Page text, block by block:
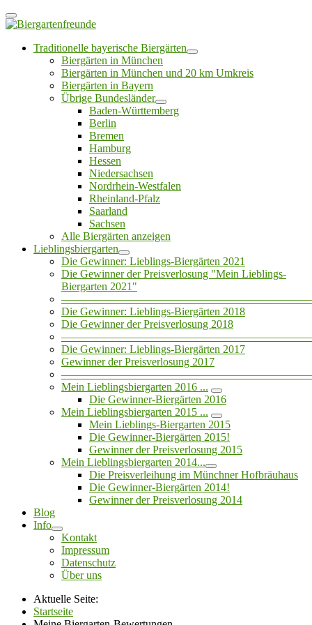
Traditionelle bayerische Biergärten
Biergärten in München
Biergärten in München und 20 km Umkreis
Biergärten in Bayern
Übrige Bundesländer
Baden-Württemberg
Berlin
Bremen
Hamburg
Hessen
Niedersachsen
Nordrhein-Westfalen
Rheinland-Pfalz
Saarland
Sachsen
Alle Biergärten anzeigen
Lieblingsbiergarten
Die Gewinner: Lieblings-Biergärten 2021
Die Gewinner der Preisverlosung "Mein Lieblings-
Biergarten 2021"
Die Gewinner: Lieblings-Biergärten 2018
Die Gewinner der Preisverlosung 2018
Die Gewinner: Lieblings-Biergärten 2017
Gewinner der Preisverlosung 2017
Mein Lieblingsbiergarten 2016 ...
Die Gewinner-Biergärten 2016
Mein Lieblingsbiergarten 2015 ...
Mein Lieblings-Biergarten 2015
Die Gewinner-Biergärten 2015!
Gewinner der Preisverlosung 2015
Mein Lieblingsbiergarten 2014...
Die Preisverleihung im Münchner Hofbräuhaus
Die Gewinner-Biergärten 2014!
Gewinner der Preisverlosung 2014
Blog
Info
Kontakt
Impressum
Datenschutz
Über uns
Aktuelle Seite:
Startseite